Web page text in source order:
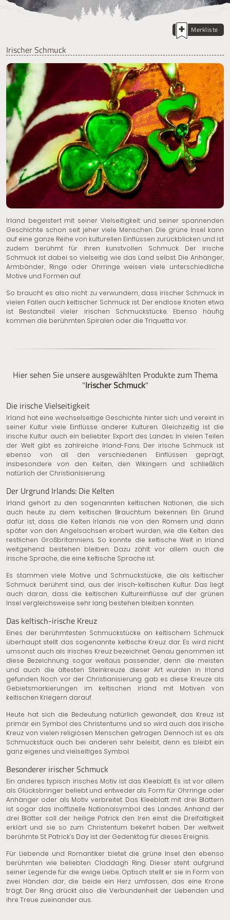
Merkliste
Irischer Schmuck
Irland begeistert mit seiner Vielseitigkeit und seiner spannenden
Geschichte schon seit jeher viele Menschen. Die grüne Insel kann
auf eine ganze Reihe von kulturellen Einflüssen zurückblicken und ist
zudem berühmt für ihren kunstvollen Schmuck. Der irische
Schmuck ist dabei so vielseitig wie das Land selbst. Die Anhänger,
Armbänder, Ringe oder Ohrringe weisen viele unterschiedliche
Motive und Formen auf.
So braucht es also nicht zu verwundern, dass irischer Schmuck in
vielen Fällen auch keltischer Schmuck ist. Der endlose Knoten etwa
ist Bestandteil vieler irischen Schmuckstücke. Ebenso häufig
kommen die berühmten Spiralen oder die Triquetta vor.
Hier sehen Sie unsere ausgewählten Produkte zum Thema
"Irischer Schmuck"
Die irische Vielseitigkeit
Irland hat eine wechselseitige Geschichte hinter sich und vereint in
seiner Kultur viele Einflüsse anderer Kulturen. Gleichzeitig ist die
irische Kultur auch ein beliebter Export des Landes: In vielen Teilen
der Welt gibt es zahlreiche Irland-Fans. Der irische Schmuck ist
ebenso von all den verschiedenen Einflüssen geprägt,
insbesondere von den Kelten, den Wikingern und schließlich
natürlich der Christianisierung.
Der Urgrund Irlands: Die Kelten
Irland gehört zu den sogenannten keltischen Nationen, die sich
auch heute zu dem keltischen Brauchtum bekennen. Ein Grund
dafür ist, dass die Kelten Irlands nie von den Römern und dann
später von den Angelsachsen erobert wurden, wie die Kelten des
restlichen Großbritanniens. So konnte die keltische Welt in Irland
weitgehend bestehen bleiben. Dazu zählt vor allem auch die
irische Sprache, die eine keltische Sprache ist.
Es stammen viele Motive und Schmuckstücke, die als keltischer
Schmuck berühmt sind, aus der irisch-keltischen Kultur. Das liegt
auch daran, dass die keltischen Kultureinflüsse auf der grünen
Insel vergleichsweise sehr lang bestehen bleiben konnten.
Das keltisch-irische Kreuz
Eines der berühmtesten Schmuckstücke an keltischem Schmuck
überhaupt stellt das sogenannte keltische Kreuz dar. Es wird nicht
umsonst auch als irisches Kreuz bezeichnet. Genau genommen ist
diese Bezeichnung sogar weitaus passender, denn die meisten
und auch die ältesten Steinkreuze dieser Art wurden in Irland
gefunden. Noch vor der Christianisierung gab es diese Kreuze als
Gebietsmarkierungen im keltischen Irland mit Motiven von
keltischen Kriegern darauf.
Heute hat sich die Bedeutung natürlich gewandelt, das Kreuz ist
primär ein Symbol des Christentums und so wird auch das irische
Kreuz von vielen religiösen Menschen getragen. Dennoch ist es als
Schmuckstück auch bei anderen sehr beleibt, denn es bleibt ein
ganz eigenes und vielseitiges Symbol.
Besonderer irischer Schmuck
Ein anderes typisch irisches Motiv ist das Kleeblatt. Es ist vor allem
als Glücksbringer beliebt und entweder als Form für Ohrringe oder
Anhänger oder als Motiv verbreitet. Das Kleeblatt mit drei Blättern
ist sogar das inoffizielle Nationalsymbol des Landes. Anhand der
drei Blätter soll der heilige Patrick den Iren einst die Dreifaltigkeit
erklärt und sie so zum Christentum bekehrt haben. Der weltweit
berühmte St. Patrick’s Day ist der Gedenktag für dieses Ereignis.
Für Liebende und Romantiker bietet die grüne Insel den ebenso
berühmten wie beliebten Claddagh Ring. Dieser steht aufgrund
seiner Legende für die ewige Liebe. Optisch stellt er sie in Form von
zwei Händen dar, die beide ein Herz umfassen, das eine Krone
trägt. Der Ring drückt also die Verbundenheit der Liebenden und
ihre Treue zueinander aus.